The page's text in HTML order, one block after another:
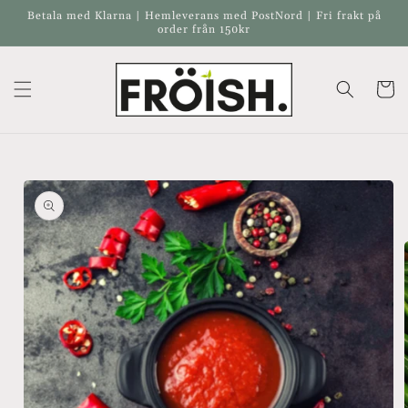
vidare
innehåll
Betala med Klarna | Hemleverans med PostNord | Fri frakt på
order från 150kr
vidare till